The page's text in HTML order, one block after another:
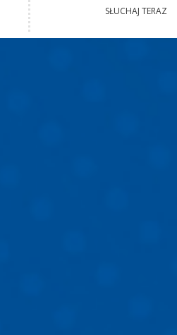
SŁUCHAJ TERAZ